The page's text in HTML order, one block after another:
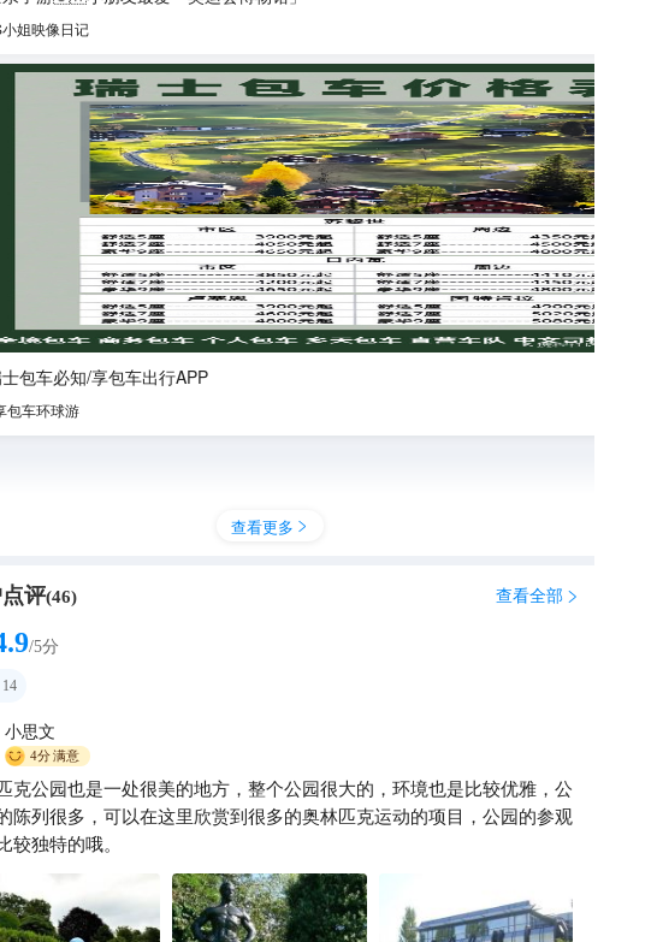
姐映像日记
包车必知/享包车出行APP
包车环球游
查看更多 
评(46) 查看全部 
/5分
14
小思文
4分满意
克公园也是一处很美的地方，整个公园很大的，环境也是比较优雅，公
陈列很多，可以在这里欣赏到很多的奥林匹克运动的项目，公园的参观
较独特的哦。